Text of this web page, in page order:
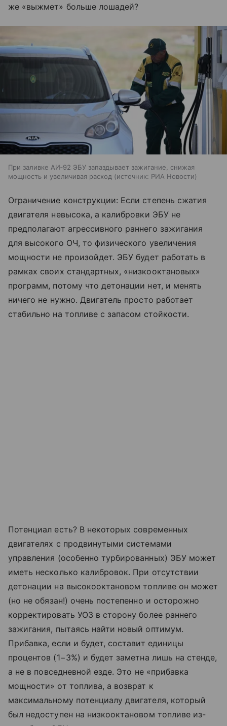
же «выжмет» больше лошадей?
При заливке АИ‑92 ЭБУ запаздывает зажигание, снижая
мощность и увеличивая расход
источник: РИА Новости
Ограничение конструкции: Если степень сжатия
двигателя невысока, а калибровки ЭБУ не
предполагают агрессивного раннего зажигания
для высокого ОЧ, то физического увеличения
мощности не произойдет. ЭБУ будет работать в
рамках своих стандартных, «низкооктановых»
программ, потому что детонации нет, и менять
ничего не нужно. Двигатель просто работает
стабильно на топливе с запасом стойкости.
Потенциал есть? В некоторых современных
двигателях с продвинутыми системами
управления (особенно турбированных) ЭБУ может
иметь несколько калибровок. При отсутствии
детонации на высокооктановом топливе он может
(но не обязан!) очень постепенно и осторожно
корректировать УОЗ в сторону более раннего
зажигания, пытаясь найти новый оптимум.
Прибавка, если и будет, составит единицы
процентов (1−3%) и будет заметна лишь на стенде,
а не в повседневной езде. Это не «прибавка
мощности» от топлива, а возврат к
максимальному потенциалу двигателя, который
был недоступен на низкооктановом топливе из-